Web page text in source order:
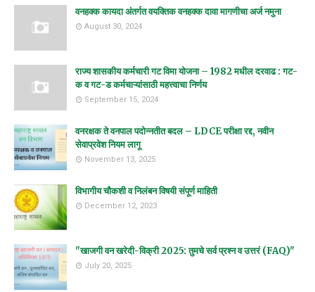
वनहक्क कायदा अंतर्गत वयक्तिक वनहक्क दावा मागणीचा अर्ज नमुना
August 30, 2024
राज्य शासकीय कर्मचारी गट विमा योजना – 1982 मधील दरवाढ : गट-
क व गट-ड कर्मचाऱ्यांसाठी महत्त्वाचा निर्णय
September 15, 2024
वनरक्षक ते वनपाल पदोन्नतीत बदल – LDCE परीक्षा रद्द, नवीन
सेवाप्रवेश नियम लागू
November 13, 2025
विभागीय चौकशी व निलंबन विषयी संपूर्ण माहिती
December 12, 2023
"खाजगी वन खरेदी-विक्री 2025: तुमचे सर्व प्रश्न व उत्तरं (FAQ)"
July 20, 2025